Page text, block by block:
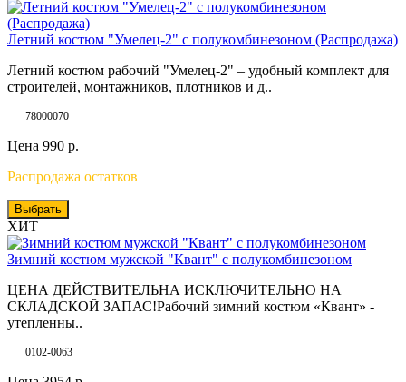
Летний костюм "Умелец-2" с полукомбинезоном (Распродажа)
Летний костюм рабочий "Умелец-2" – удобный комплект для
строителей, монтажников, плотников и д..
78000070
Цена 990 р.
Распродажа остатков
Выбрать
ХИТ
Зимний костюм мужской "Квант" с полукомбинезоном
ЦЕНА ДЕЙСТВИТЕЛЬНА ИСКЛЮЧИТЕЛЬНО НА
СКЛАДСКОЙ ЗАПАС!Рабочий зимний костюм «Квант» -
утепленны..
0102-0063